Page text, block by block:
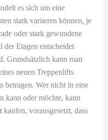
es sich um eine
stark variieren können, je
oder stark gewundene
Etagen entscheidet
Grundsätzlich kann man
neuen Treppenlifts
betragen. Wer nicht in eine
kann oder möchte, kann
kaufen, vorausgesetzt, dass